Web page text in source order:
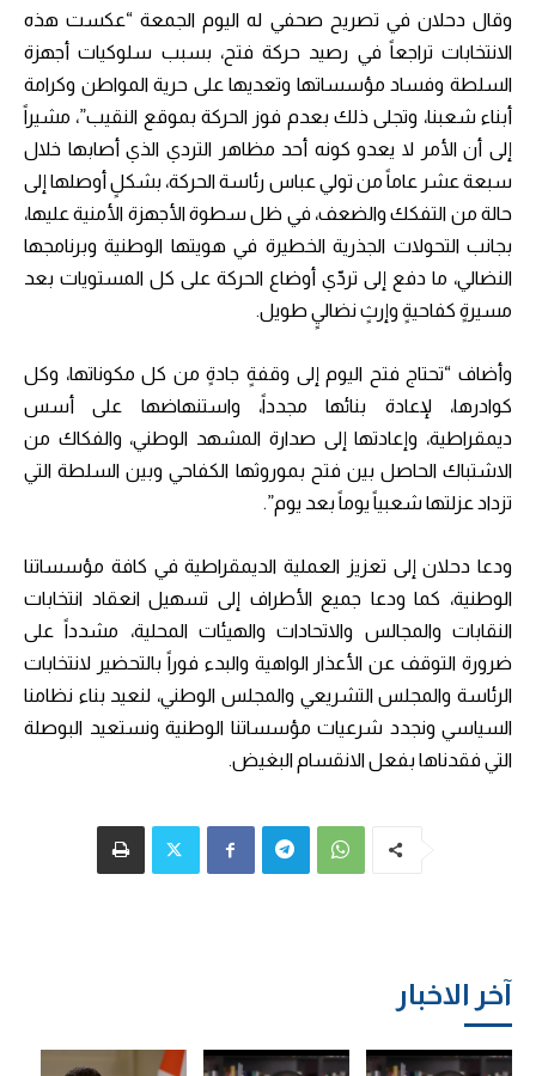
آخر الاخبار
وقال دحلان في تصريح صحفي له اليوم الجمعة “عكست هذه
الانتخابات تراجعاً في رصيد حركة فتح، بسبب سلوكيات أجهزة
السلطة وفساد مؤسساتها وتعديها على حرية المواطن وكرامة
أبناء شعبنا، وتجلى ذلك بعدم فوز الحركة بموقع النقيب”، مشيراً
إلى أن الأمر لا يعدو كونه أحد مظاهر التردي الذي أصابها خلال
سبعة عشر عاماً من تولي عباس رئاسة الحركة، بشكلٍ أوصلها إلى
حالة من التفكك والضعف، في ظل سطوة الأجهزة الأمنية عليها،
بجانب التحولات الجذرية الخطيرة في هويتها الوطنية وبرنامجها
النضالي، ما دفع إلى تردّي أوضاع الحركة على كل المستويات بعد
مسيرةٍ كفاحيةٍ وإرثٍ نضاليٍ طويل.
وأضاف “تحتاج فتح اليوم إلى وقفةٍ جادةٍ من كل مكوناتها، وكل
كوادرها، لإعادة بنائها مجدداً، واستنهاضها على أسس
ديمقراطية، وإعادتها إلى صدارة المشهد الوطني، والفكاك من
الاشتباك الحاصل بين فتح بموروثها الكفاحي وبين السلطة التي
تزداد عزلتها شعبياً يوماً بعد يوم”.
ودعا دحلان إلى تعزيز العملية الديمقراطية في كافة مؤسساتنا
الوطنية، كما ودعا جميع الأطراف إلى تسهيل انعقاد انتخابات
النقابات والمجالس والاتحادات والهيئات المحلية، مشدداً على
ضرورة التوقف عن الأعذار الواهية والبدء فوراً بالتحضير لانتخابات
الرئاسة والمجلس التشريعي والمجلس الوطني، لنعيد بناء نظامنا
السياسي ونجدد شرعيات مؤسساتنا الوطنية ونستعيد البوصلة
التي فقدناها بفعل الانقسام البغيض.